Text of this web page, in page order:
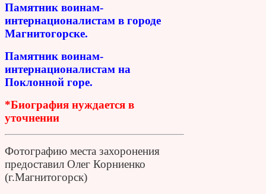
Памятник воинам-
интернационалистам в городе
Магнитогорске.
Памятник воинам-
интернационалистам на
Поклонной горе.
*Биография нуждается в
уточнении
Фотографию места захоронения
предоставил Олег Корниенко
(г.Магнитогорск)